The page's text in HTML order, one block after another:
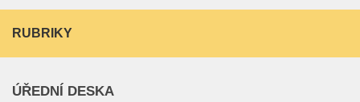
RUBRIKY
ÚŘEDNÍ DESKA